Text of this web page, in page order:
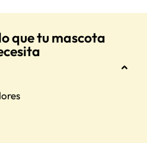
que tu mascota